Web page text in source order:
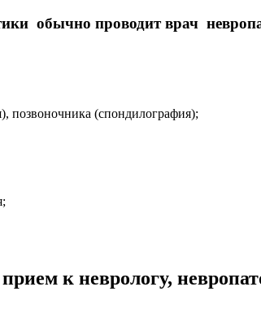
обычно проводит врач
позвоночника (спондилография);
прием к неврологу,